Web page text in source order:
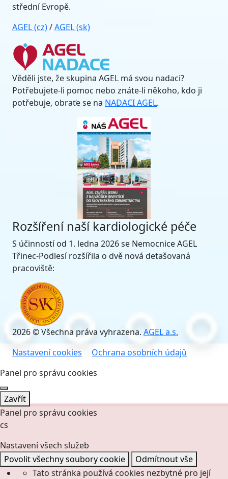
střední Evropě.
AGEL (cz)/AGEL (sk)
Věděli jste, že skupina AGEL má svou nadaci?
Potřebujete-li pomoc nebo znáte-li někoho, kdo ji
potřebuje, obraťe se na NADACI AGEL.
Rozšíření naší kardiologické péče
S účinností od 1. ledna 2026 se Nemocnice AGEL
Třinec-Podlesí rozšířila o dvě nová detašovaná
pracoviště:
2026 © Všechna práva vyhrazena. AGEL a.s.
Nastavení cookies
Ochrana osobních údajů
Panel pro správu cookies
Zavřít
Panel pro správu cookies
cs
Nastavení všech služeb
Povolit všechny soubory cookie
Odmítnout vše
Tato stránka používá cookies nezbytné pro její